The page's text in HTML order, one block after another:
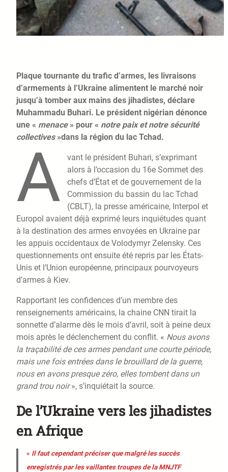
Plaque tournante du trafic d’armes, les livraisons
d’armements à l’Ukraine alimentent le marché noir
jusqu’à tomber aux mains des jihadistes, déclare
Muhammadu Buhari. Le président nigérian dénonce
une « menace» pour « notre paix et notre sécurité
collectives»dans la région du lac Tchad.
A
vant le président Buhari, s’exprimant
alors à l’occasion du 16e Sommet des
chefs d’État et de gouvernement de la
Commission du bassin du lac Tchad
(CBLT), la presse américaine, Interpol et
Europol avaient déjà exprimé leurs inquiétudes quant
à la destination des armes envoyées en Ukraine par
les appuis occidentaux de Volodymyr Zelensky. Ces
questionnements ont ensuite été repris par les États-
Unis et l’Union européenne, principaux pourvoyeurs
d’armes à Kiev.
Rapportant les confidences d’un membre des
renseignements américains, la chaine CNN tirait la
sonnette d’alarme dès le mois d’avril, soit à peine deux
mois après le déclenchement du conflit. « Nous avons
la traçabilité de ces armes pendant une courte période,
mais une fois entrées dans le brouillard de la guerre,
nous en avons presque zéro, elles tombent dans un
grand trou noir», s’inquiétait la source.
De l’Ukraine vers les jihadistes
en Afrique
« Il faut cependant préciser que malgré les succès
enregistrés par les vaillantes troupes de la MNJTF